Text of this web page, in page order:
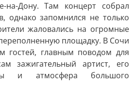
на-Дону. Там концерт собрал
однако запомнился не только
жаловались на огромные
площадку. В Сочи
гостей, главным поводом для
зажигательный артист, его
и атмосфера большого